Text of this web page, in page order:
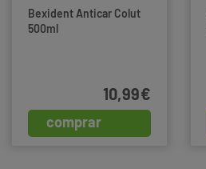
Bexident Anticar Colut
500ml
comprar
10,99€